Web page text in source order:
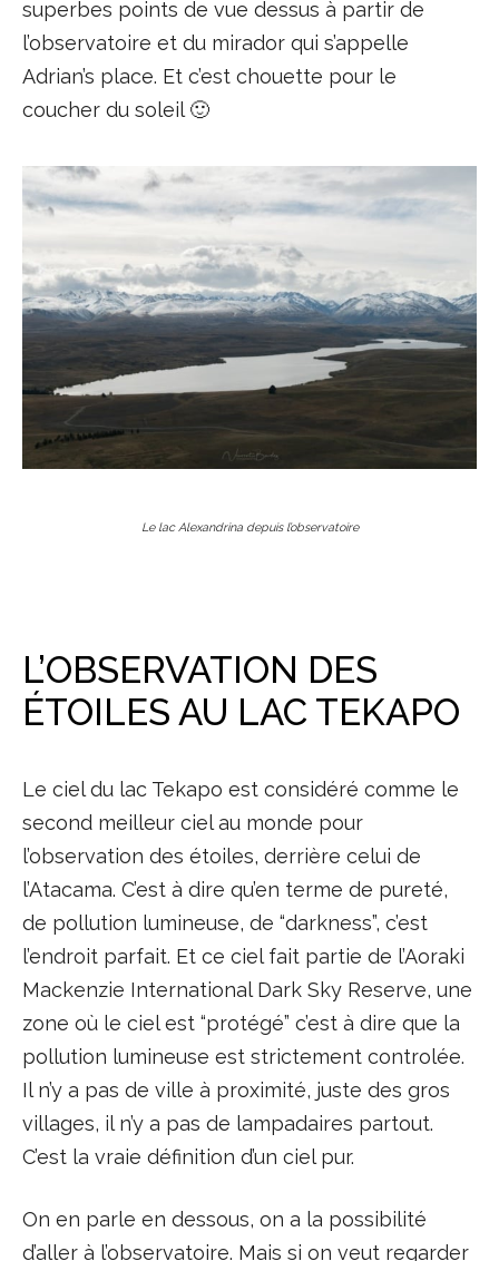
superbes points de vue dessus à partir de
l’observatoire et du mirador qui s’appelle
Adrian’s place. Et c’est chouette pour le
coucher du soleil 🙂
Le lac Alexandrina depuis l’observatoire
L’OBSERVATION DES
ÉTOILES AU LAC TEKAPO
Le ciel du lac Tekapo est considéré comme le
second meilleur ciel au monde pour
l’observation des étoiles, derrière celui de
l’Atacama. C’est à dire qu’en terme de pureté,
de pollution lumineuse, de “darkness”, c’est
l’endroit parfait. Et ce ciel fait partie de l’Aoraki
Mackenzie International Dark Sky Reserve, une
zone où le ciel est “protégé” c’est à dire que la
pollution lumineuse est strictement controlée.
Il n’y a pas de ville à proximité, juste des gros
villages, il n’y a pas de lampadaires partout.
C’est la vraie définition d’un ciel pur.
On en parle en dessous, on a la possibilité
d’aller à l’observatoire. Mais si on veut regarder